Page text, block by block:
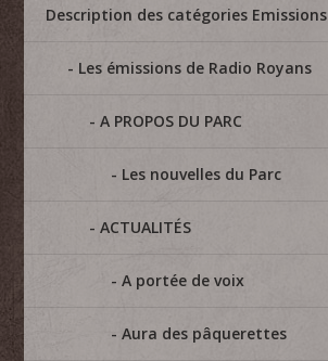
Description des catégories Emissions
Les émissions de Radio Royans
A PROPOS DU PARC
Les nouvelles du Parc
ACTUALITÉS
A portée de voix
Aura des pâquerettes